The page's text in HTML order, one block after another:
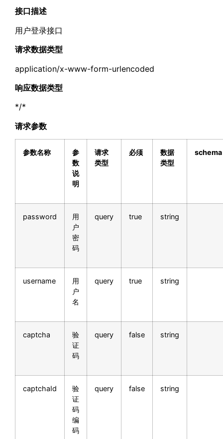
接口描述
用户登录接口
请求数据类型
application/x-www-form-urlencoded
响应数据类型
*/*
请求参数
参数名称
参
数
说
明
请求
类型
必须
数据
类型
schema
password
用
户
密
码
query true string
username
用
户
名
query true string
captcha
验
证
码
query false string
captchaId
验
证
码
编
码
query false string